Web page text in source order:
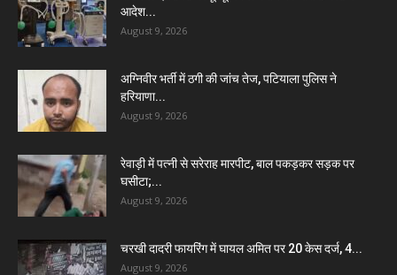
आदेश...
August 9, 2026
अग्निवीर भर्ती में ठगी की जांच तेज, पटियाला पुलिस ने
हरियाणा...
August 9, 2026
रेवाड़ी में पत्नी से सरेराह मारपीट, बाल पकड़कर सड़क पर
घसीटा;...
August 9, 2026
चरखी दादरी फायरिंग में घायल अमित पर 20 केस दर्ज, 4...
August 9, 2026